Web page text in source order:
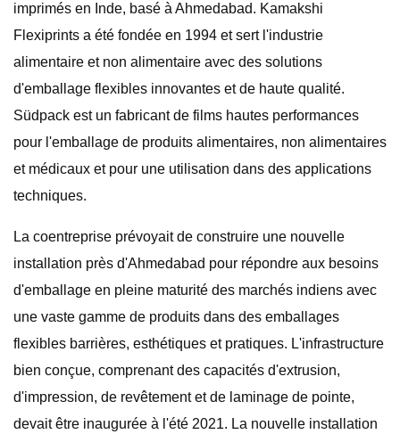
imprimés en Inde, basé à Ahmedabad. Kamakshi
Flexiprints a été fondée en 1994 et sert l'industrie
alimentaire et non alimentaire avec des solutions
d'emballage flexibles innovantes et de haute qualité.
Südpack est un fabricant de films hautes performances
pour l'emballage de produits alimentaires, non alimentaires
et médicaux et pour une utilisation dans des applications
techniques.
La coentreprise prévoyait de construire une nouvelle
installation près d'Ahmedabad pour répondre aux besoins
d'emballage en pleine maturité des marchés indiens avec
une vaste gamme de produits dans des emballages
flexibles barrières, esthétiques et pratiques. L'infrastructure
bien conçue, comprenant des capacités d'extrusion,
d'impression, de revêtement et de laminage de pointe,
devait être inaugurée à l'été 2021. La nouvelle installation